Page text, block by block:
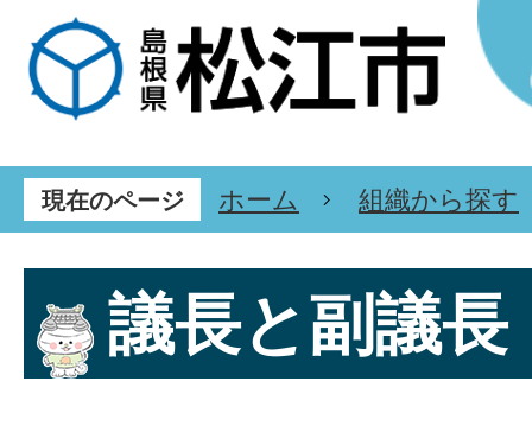
現在のページ ホーム 組織から探す
議長と副議長